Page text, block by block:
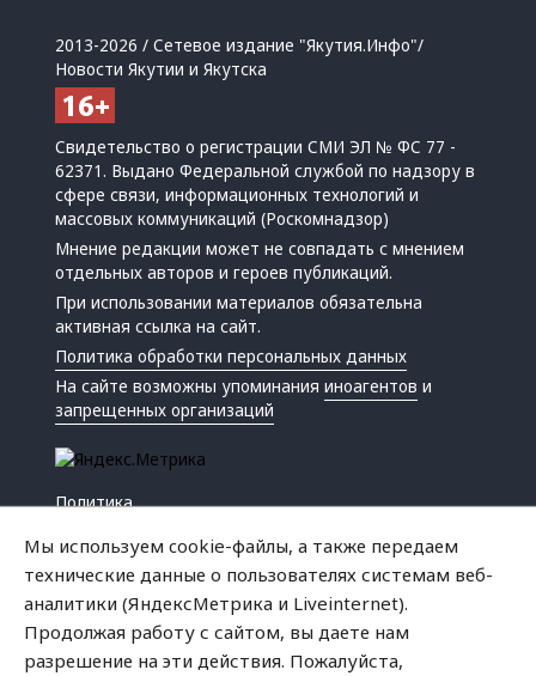
2013-2026 / Сетевое издание "Якутия.Инфо"/
Новости Якутии и Якутска
Свидетельство о регистрации СМИ ЭЛ № ФС 77 -
62371. Выдано Федеральной службой по надзору в
сфере связи, информационных технологий и
массовых коммуникаций (Роскомнадзор)
Мнение редакции может не совпадать с мнением
отдельных авторов и героев публикаций.
При использовании материалов обязательна
активная ссылка на сайт.
Политика обработки персональных данных
На сайте возможны упоминанияиноагентов и
запрещенных организаций
Политика
Мы используем cookie-файлы, а также передаем
технические данные о пользователях системам веб-
аналитики (ЯндексМетрика и Liveinternet).
Продолжая работу с сайтом, вы даете нам
разрешение на эти действия. Пожалуйста,